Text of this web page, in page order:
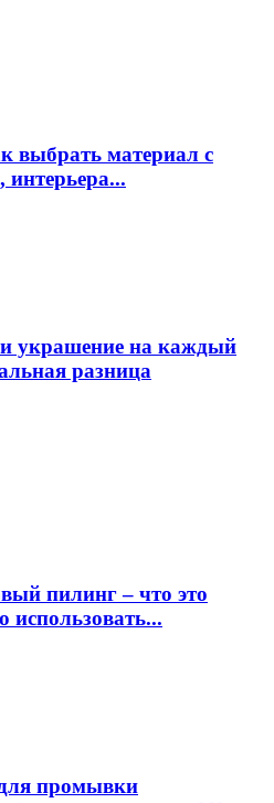
выбрать материал с
украшение на каждый
разница
пилинг – что это
использовать...
промывки